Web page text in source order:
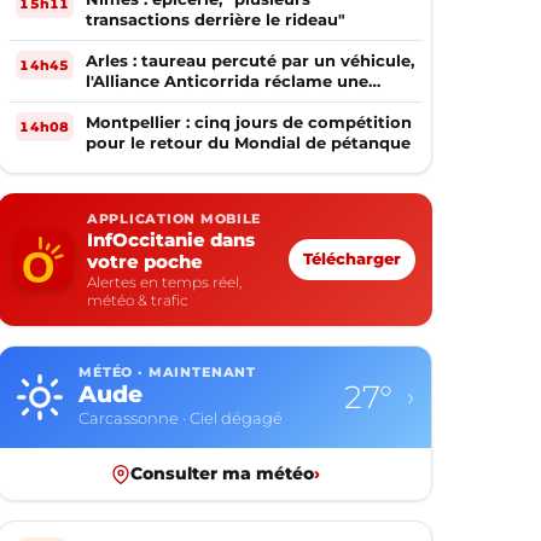
transactions derrière le rideau"
14h45
Arles : taureau percuté par un véhicule,
l'Alliance Anticorrida réclame une
enquête
14h08
Montpellier : cinq jours de compétition
pour le retour du Mondial de pétanque
APPLICATION MOBILE
InfOccitanie dans
votre poche
Alertes en temps réel,
météo & trafic
Télécharger
MÉTÉO · MAINTENANT
Aude
Carcassonne · Ciel dégagé
27° ›
Consulter ma météo›